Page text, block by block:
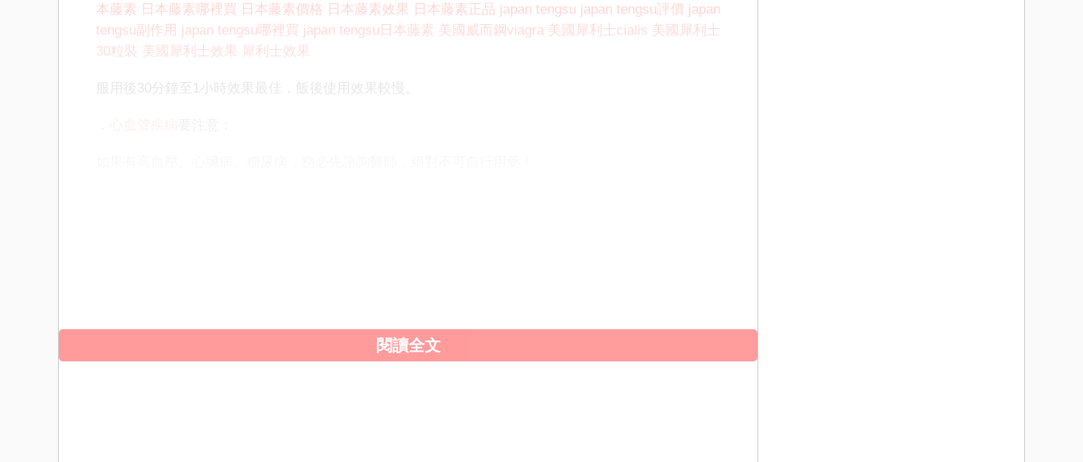
本藤素 日本藤素哪裡買 日本藤素價格 日本藤素效果 日本藤素正品 japan tengsu japan tengsu評價 japan
tengsu副作用 japan tengsu哪裡買 japan tengsu日本藤素 美國威而鋼viagra 美國犀利士cialis 美國犀利士
30粒裝 美國犀利士效果 犀利士效果
服用後30分鐘至1小時效果最佳，飯後使用效果較慢。
閱讀全文